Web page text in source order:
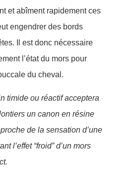
et abîment rapidement ces
engendrer des bords
Il est donc nécessaire
l’état du mors pour
du cheval.
timide ou réactif acceptera
un canon en résine
de la sensation d’une
l’effet “froid” d’un mors